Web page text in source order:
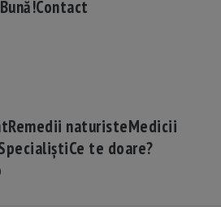
Contact
Remedii naturisteMedicii
Ce te doare?